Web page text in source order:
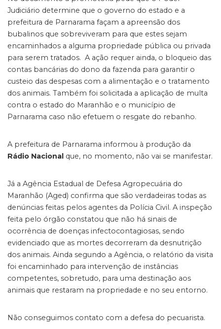
Judiciário determine que o governo do estado e a
prefeitura de Parnarama façam a apreensão dos
bubalinos que sobreviveram para que estes sejam
encaminhados a alguma propriedade pública ou privada
para serem tratados. A ação requer ainda, o bloqueio das
contas bancárias do dono da fazenda para garantir o
custeio das despesas com a alimentação e o tratamento
dos animais. Também foi solicitada a aplicação de multa
contra o estado do Maranhão e o município de
Parnarama caso não efetuem o resgate do rebanho.
A prefeitura de Parnarama informou à produção da
Rádio Nacional que, no momento, não vai se manifestar.
Já a Agência Estadual de Defesa Agropecuária do
Maranhão (Aged) confirma que são verdadeiras todas as
denúncias feitas pelos agentes da Polícia Civil. A inspeção
feita pelo órgão constatou que não há sinais de
ocorrência de doenças infectocontagiosas, sendo
evidenciado que as mortes decorreram da desnutrição
dos animais. Ainda segundo a Agência, o relatório da visita
foi encaminhado para intervenção de instâncias
competentes, sobretudo, para uma destinação aos
animais que restaram na propriedade e no seu entorno.
Não conseguimos contato com a defesa do pecuarista.